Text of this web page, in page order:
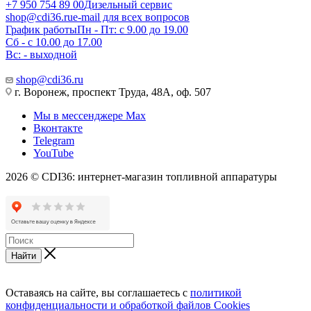
+7 950 754 89 00Дизельный сервис
shop@cdi36.rue-mail для всех вопросов
График работыПн - Пт: с 9.00 до 19.00
Сб - с 10.00 до 17.00
Вс: - выходной
shop@cdi36.ru
г. Воронеж, проспект Труда, 48А, оф. 507
Мы в мессенджере Max
Вконтакте
Telegram
YouTube
2026 © CDI36: интернет-магазин топливной аппаратуры
Найти
Оставаясь на сайте, вы соглашаетесь с политикой
конфиденциальности и обработкой файлов Cookies